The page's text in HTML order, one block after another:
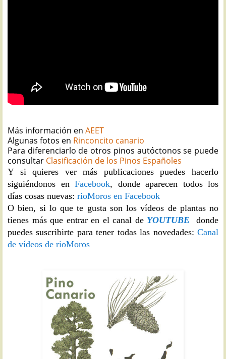
Más información en AEET
Algunas fotos en Rinconcito canario
Para diferenciarlo de otros pinos autóctonos se puede
consultar Clasificación de los Pinos Españoles
Y si quieres ver más publicaciones puedes hacerlo
siguiéndonos en Facebook, donde aparecen todos los
días cosas nuevas: rioMoros en Facebook
O bien, si lo que te gusta son los vídeos de plantas no
tienes más que entrar en el canal de YOUTUBE donde
puedes suscribirte para tener todas las novedades: Canal
de vídeos de rioMoros